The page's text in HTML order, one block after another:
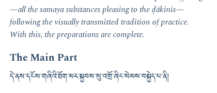
—all the samaya substances pleasing to the ḍākinīs—
following the visually transmitted tradition of practice.
With this, the preparations are complete.
The Main Part
དེ་ནས་དངོས་གཞིའི་ཐོག་མར་སྐྱབས་སུ་འགྲོ་ཞིང་སེམས་བསྐྱེད་པ་ནི།